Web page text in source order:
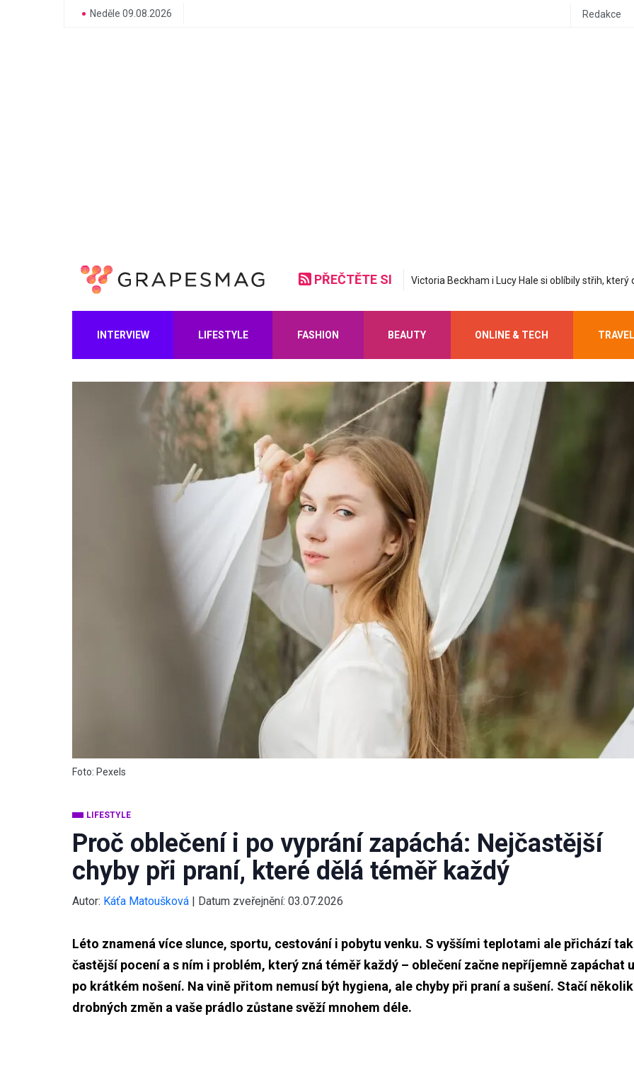
Neděle 09.08.2026 Redakce
PŘEČTĚTE SI Mastná nerovná se hydratovaná: Korejská
INTERVIEW LIFESTYLE FASHION BEAUTY ONLINE & TECH TRAVEL
Foto: Pexels
LIFESTYLE
Proč oblečení i po vyprání zapáchá: Nejčastější
chyby při praní, které dělá téměř každý
Autor: Káťa Matoušková | Datum zveřejnění: 03.07.2026
Léto znamená více slunce, sportu, cestování i pobytu venku. S vyššími teplotami ale přichází
častější pocení a s ním i problém, který zná téměř každý – oblečení začne nepříjemně zapáchat
po krátkém nošení. Na vině přitom nemusí být hygiena, ale chyby při praní a sušení. Stačí několik
drobných změn a vaše prádlo zůstane svěží mnohem déle.